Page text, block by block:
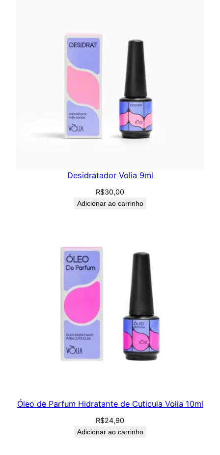
Desidratador Volia 9ml
R$30,00
Adicionar ao carrinho
Óleo de Parfum Hidratante de Cuticula Volia 10ml
R$24,90
Adicionar ao carrinho